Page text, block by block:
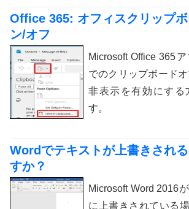
Office 365: オフィスクリップ
ン/オフ
Microsoft Office 365
でのクリップボード
非表示を有効にする
す。
Wordでテキストが上書きされ
すか？
Microsoft Word 2016
に上書きされている